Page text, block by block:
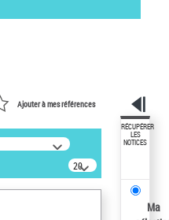
Ajouter à mes références
20
résultats/page
RÉCUPÉRER
LES
NOTICES
Ma